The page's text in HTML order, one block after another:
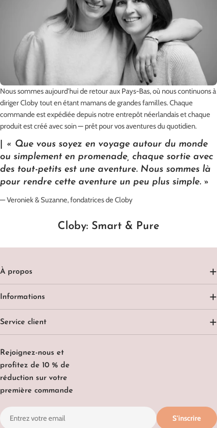
Nous sommes aujourd’hui de retour aux Pays-Bas, où nous continuons à
diriger Cloby tout en étant mamans de grandes familles. Chaque
commande est expédiée depuis notre entrepôt néerlandais et chaque
produit est créé avec soin — prêt pour vos aventures du quotidien.
« Que vous soyez en voyage autour du monde
ou simplement en promenade, chaque sortie avec
des tout-petits est une aventure. Nous sommes là
pour rendre cette aventure un peu plus simple. »
— Veroniek & Suzanne, fondatrices de Cloby
Cloby: Smart & Pure
Rejoignez-nous et
profitez de 10 % de
réduction sur votre
première commande
E-
mail
S'inscrire
À propos
Informations
Service client